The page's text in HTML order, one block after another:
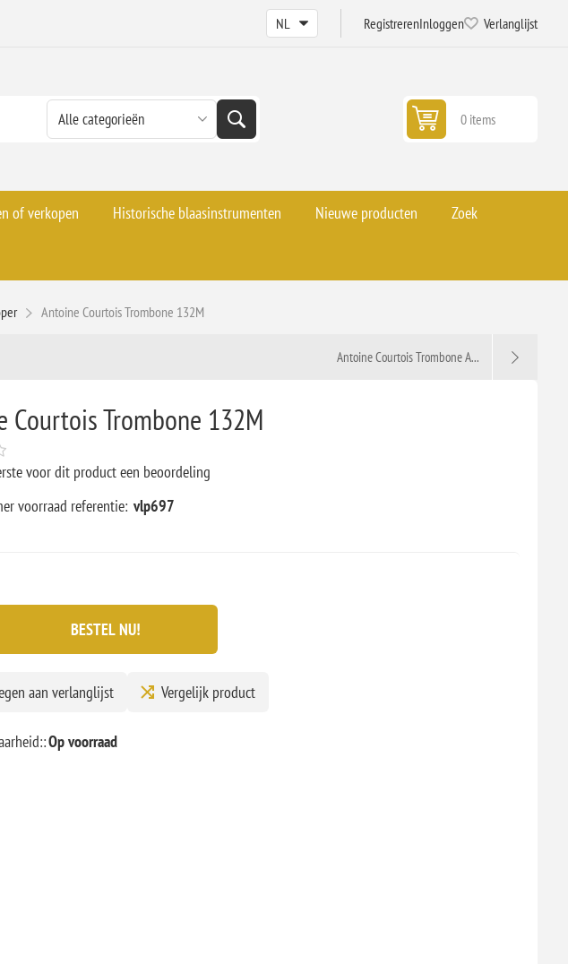
RegistrerenInloggen Verlanglijst
0 items
of verkopen Historische blaasinstrumenten Nieuwe producten Zoek
Antoine Courtois Trombone 132M
Antoine Courtois Trombone A...
Courtois Trombone 132M
voor dit product een beoordeling
voorraad referentie: vlp697
BESTEL NU!
aan verlanglijst Vergelijk product
Op voorraad